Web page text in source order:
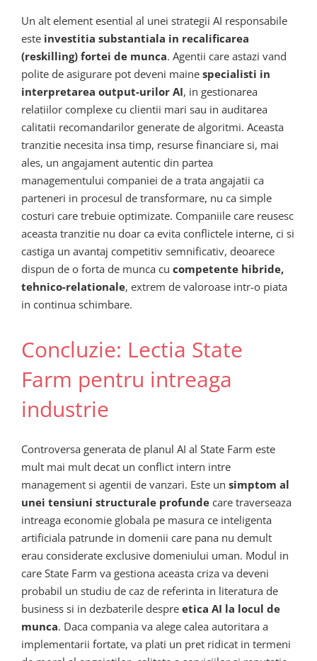
Un alt element esential al unei strategii AI responsabile
este investitia substantiala in recalificarea
(reskilling) fortei de munca. Agentii care astazi vand
polite de asigurare pot deveni maine specialisti in
interpretarea output-urilor AI, in gestionarea
relatiilor complexe cu clientii mari sau in auditarea
calitatii recomandarilor generate de algoritmi. Aceasta
tranzitie necesita insa timp, resurse financiare si, mai
ales, un angajament autentic din partea
managementului companiei de a trata angajatii ca
parteneri in procesul de transformare, nu ca simple
costuri care trebuie optimizate. Companiile care reusesc
aceasta tranzitie nu doar ca evita conflictele interne, ci si
castiga un avantaj competitiv semnificativ, deoarece
dispun de o forta de munca cu competente hibride,
tehnico-relationale, extrem de valoroase intr-o piata
in continua schimbare.
Concluzie: Lectia State
Farm pentru intreaga
industrie
Controversa generata de planul AI al State Farm este
mult mai mult decat un conflict intern intre
management si agentii de vanzari. Este un simptom al
unei tensiuni structurale profunde care traverseaza
intreaga economie globala pe masura ce inteligenta
artificiala patrunde in domenii care pana nu demult
erau considerate exclusive domeniului uman. Modul in
care State Farm va gestiona aceasta criza va deveni
probabil un studiu de caz de referinta in literatura de
business si in dezbaterile despre etica AI la locul de
munca. Daca compania va alege calea autoritara a
implementarii fortate, va plati un pret ridicat in termeni